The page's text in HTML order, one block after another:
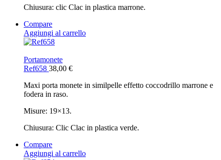
Chiusura: clic Clac in plastica marrone.
Compare
Aggiungi al carrello
Portamonete
Ref658 38,00 €
Maxi porta monete in similpelle effetto coccodrillo marrone e
fodera in raso.
Misure: 19×13.
Chiusura: Clic Clac in plastica verde.
Compare
Aggiungi al carrello